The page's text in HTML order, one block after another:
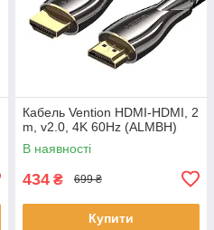
Кабель Vention HDMI-HDMI, 2
m, v2.0, 4K 60Hz (ALMBH)
В наявності
434 ₴ 699 ₴
Купити